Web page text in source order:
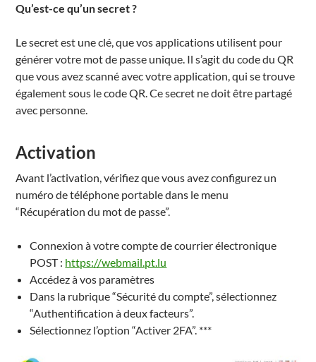
Qu’est-ce qu’un secret ?
Le secret est une clé, que vos applications utilisent pour
générer votre mot de passe unique. Il s’agit du code du QR
que vous avez scanné avec votre application, qui se trouve
également sous le code QR. Ce secret ne doit être partagé
avec personne.
Activation
Avant l’activation, vérifiez que vous avez configurez un
numéro de téléphone portable dans le menu
“Récupération du mot de passe”.
Connexion à votre compte de courrier électronique
POST : https://webmail.pt.lu
Accédez à vos paramètres
Dans la rubrique “Sécurité du compte”, sélectionnez
“Authentification à deux facteurs”.
Sélectionnez l’option “Activer 2FA”. ***